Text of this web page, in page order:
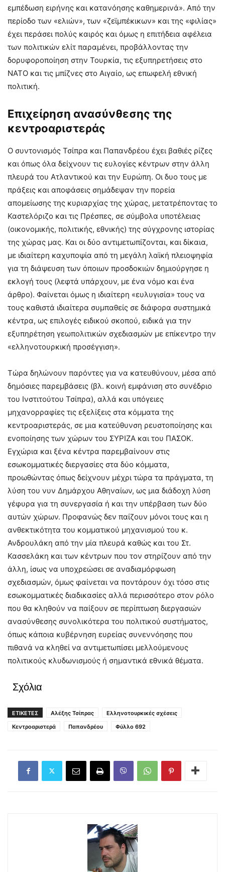
εμπέδωση ειρήνης και κατανόησης καθημερινά». Από την
περίοδο των «ελιών», των «ζεϊμπέκικων» και της «φιλίας»
έχει περάσει πολύς καιρός και όμως η επιτήδεια αφέλεια
των πολιτικών ελίτ παραμένει, προβάλλοντας την
δορυφοροποίηση στην Τουρκία, τις εξυπηρετήσεις στο
ΝΑΤΟ και τις μπίζνες στο Αιγαίο, ως επωφελή εθνική
πολιτική.
Επιχείρηση ανασύνθεσης της
κεντροαριστεράς
Ο συντονισμός Τσίπρα και Παπανδρέου έχει βαθιές ρίζες
και όπως όλα δείχνουν τις ευλογίες κέντρων στην άλλη
πλευρά του Ατλαντικού και την Ευρώπη. Οι δυο τους με
πράξεις και αποφάσεις σημάδεψαν την πορεία
απομείωσης της κυριαρχίας της χώρας, μετατρέποντας το
Καστελόριζο και τις Πρέσπες, σε σύμβολα υποτέλειας
(οικονομικής, πολιτικής, εθνικής) της σύγχρονης ιστορίας
της χώρας μας. Και οι δύο αντιμετωπίζονται, και δίκαια,
με ιδιαίτερη καχυποψία από τη μεγάλη λαϊκή πλειοψηφία
για τη διάψευση των όποιων προσδοκιών δημιούργησε η
εκλογή τους (λεφτά υπάρχουν, με ένα νόμο και ένα
άρθρο). Φαίνεται όμως η ιδιαίτερη «ευλυγισία» τους να
τους καθιστά ιδιαίτερα συμπαθείς σε διάφορα συστημικά
κέντρα, ως επιλογές ειδικού σκοπού, ειδικά για την
εξυπηρέτηση γεωπολιτικών σχεδιασμών με επίκεντρο την
«ελληνοτουρκική προσέγγιση».
Τώρα δηλώνουν παρόντες για να κατευθύνουν, μέσα από
δημόσιες παρεμβάσεις (βλ. κοινή εμφάνιση στο συνέδριο
του Ινστιτούτου Τσίπρα), αλλά και υπόγειες
μηχανορραφίες τις εξελίξεις στα κόμματα της
κεντροαριστεράς, σε μια κατεύθυνση ρευστοποίησης και
ενοποίησης των χώρων του ΣΥΡΙΖΑ και του ΠΑΣΟΚ.
Εγχώρια και ξένα κέντρα παρεμβαίνουν στις
εσωκομματικές διεργασίες στα δύο κόμματα,
προωθώντας όπως δείχνουν μέχρι τώρα τα πράγματα, τη
λύση του νυν Δημάρχου Αθηναίων, ως μια διάδοχη λύση
γέφυρα για τη συνεργασία ή και την υπέρβαση των δύο
αυτών χώρων. Προφανώς δεν παίζουν μόνοι τους και η
ανθεκτικότητα του κομματικού μηχανισμού του κ.
Ανδρουλάκη από την μία πλευρά καθώς και του Στ.
Κασσελάκη και των κέντρων που τον στηρίζουν από την
άλλη, ίσως να υποχρεώσει σε αναδιαμόρφωση
σχεδιασμών, όμως φαίνεται να ποντάρουν όχι τόσο στις
εσωκομματικές διαδικασίες αλλά περισσότερο στον ρόλο
που θα κληθούν να παίξουν σε περίπτωση διεργασιών
ανασύνθεσης συνολικότερα του πολιτικού συστήματος,
όπως κάποια κυβέρνηση ευρείας συνεννόησης που
πιθανά να κληθεί να αντιμετωπίσει μελλούμενους
πολιτικούς κλυδωνισμούς ή σημαντικά εθνικά θέματα.
Σχόλια
ΕΤΙΚΕΤΕΣ Αλέξης Τσίπρας
Ελληνοτουρκικές σχέσεις
Κεντροαριστερά
Παπανδρέου Φύλλο 692